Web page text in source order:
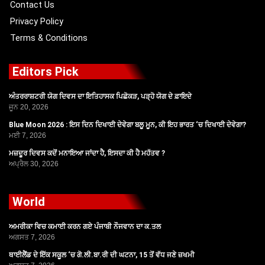
Contact Us
Privacy Policy
Terms & Conditions
Editors Pick
ਅੰਤਰਰਾਸ਼ਟਰੀ ਯੋਗ ਦਿਵਸ ਦਾ ਇਤਿਹਾਸਕ ਪਿਛੋਕੜ, ਪੜ੍ਹੋ ਯੋਗ ਦੇ ਫ਼ਾਇਦੇ
ਜੂਨ 20, 2026
Blue Moon 2026 : ਇਸ ਦਿਨ ਦਿਖਾਈ ਦੇਵੇਗਾ ਬਲੂ ਮੂਨ, ਕੀ ਇਹ ਭਾਰਤ ‘ਚ ਦਿਖਾਈ ਦੇਵੇਗਾ?
ਮਈ 7, 2026
ਮਜ਼ਦੂਰ ਦਿਵਸ ਕਦੋਂ ਮਨਾਇਆ ਜਾਂਦਾ ਹੈ, ਇਸਦਾ ਕੀ ਹੈ ਮਹੱਤਵ ?
ਅਪ੍ਰੈਲ 30, 2026
World
ਅਮਰੀਕਾ ਵਿਚ ਕਮਾਈ ਕਰਨ ਗਏ ਪੰਜਾਬੀ ਨੌਜਵਾਨ ਦਾ ਕ.ਤਲ
ਅਗਸਤ 7, 2026
ਥਾਈਲੈਂਡ ਦੇ ਇੱਕ ਸਕੂਲ ‘ਚ ਗੋ.ਲੀ.ਬਾ.ਰੀ ਦੀ ਘਟਨਾ, 15 ਤੋਂ ਵੱਧ ਜਣੇ ਜ਼ਖਮੀ